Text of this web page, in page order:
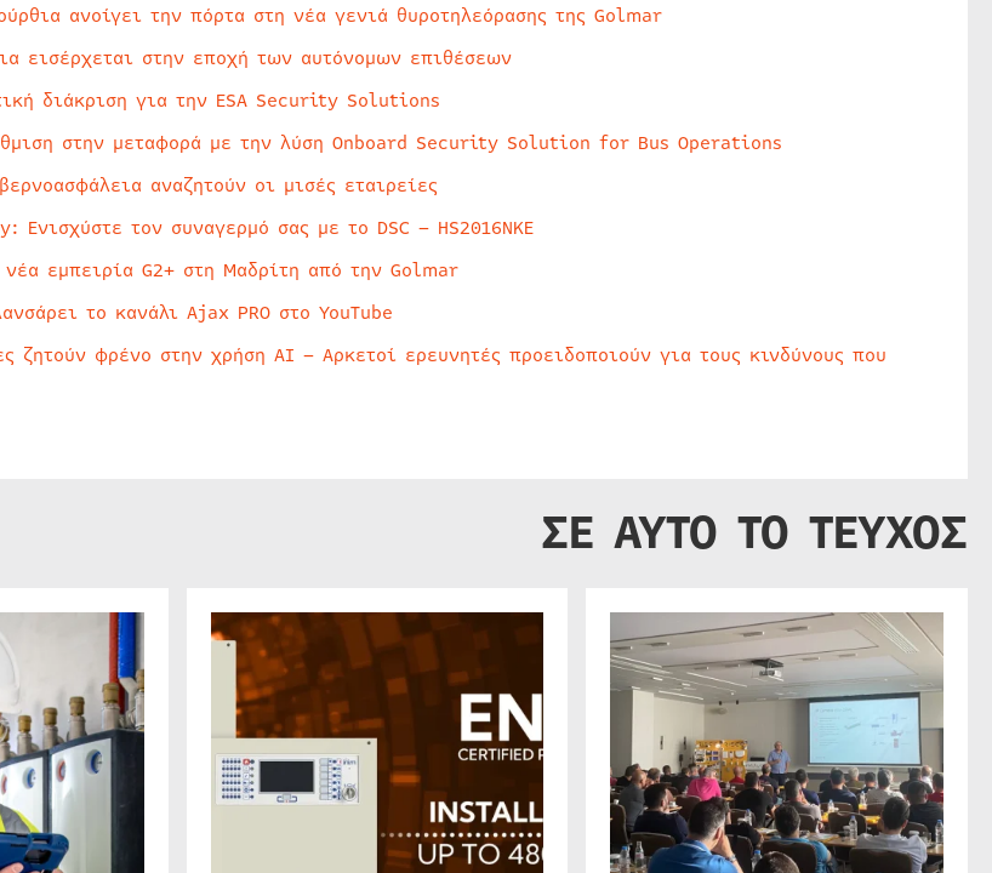
ανοίγει την πόρτα στη νέα γενιά θυροτηλεόρασης της Golmar
εισέρχεται στην εποχή των αυτόνομων επιθέσεων
διάκριση για την ESA Security Solutions
στην μεταφορά με την λύση Onboard Security Solution for Bus Operations
αναζητούν οι μισές εταιρείες
τον συναγερμό σας με το DSC – HS2016NKE
εμπειρία G2+ στη Μαδρίτη από την Golmar
το κανάλι Ajax PRO στο YouTube
ζητούν φρένο στην χρήση AI – Αρκετοί ερευνητές προειδοποιούν για τους κινδύνους που
ΣΕ ΑΥΤΟ ΤΟ ΤΕΥΧΟΣ